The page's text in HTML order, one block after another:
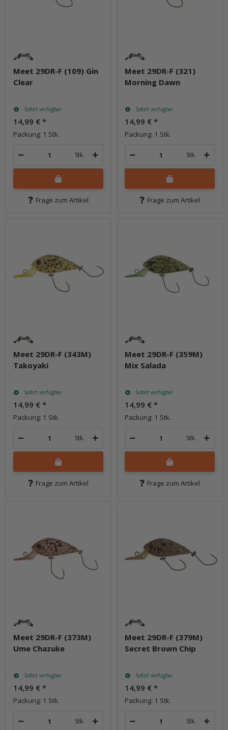
Meet 29DR-F (109) Gin
Clear
Sofort verfügbar
14,99 € *
Packung: 1 Stk.
Stk.
Frage zum Artikel
Meet 29DR-F (321)
Morning Dawn
Sofort verfügbar
14,99 € *
Packung: 1 Stk.
Stk.
Frage zum Artikel
Meet 29DR-F (343M)
Takoyaki
Sofort verfügbar
14,99 € *
Packung: 1 Stk.
Stk.
Frage zum Artikel
Meet 29DR-F (359M)
Mix Salada
Sofort verfügbar
14,99 € *
Packung: 1 Stk.
Stk.
Frage zum Artikel
Meet 29DR-F (373M)
Ume Chazuke
Sofort verfügbar
14,99 € *
Packung: 1 Stk.
Stk.
Meet 29DR-F (379M)
Secret Brown Chip
Sofort verfügbar
14,99 € *
Packung: 1 Stk.
Stk.